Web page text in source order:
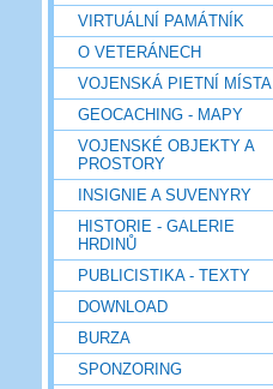
VIRTUÁLNÍ PAMÁTNÍK
O VETERÁNECH
VOJENSKÁ PIETNÍ MÍSTA
GEOCACHING - MAPY
VOJENSKÉ OBJEKTY A
PROSTORY
INSIGNIE A SUVENYRY
HISTORIE - GALERIE
HRDINŮ
PUBLICISTIKA - TEXTY
DOWNLOAD
BURZA
SPONZORING